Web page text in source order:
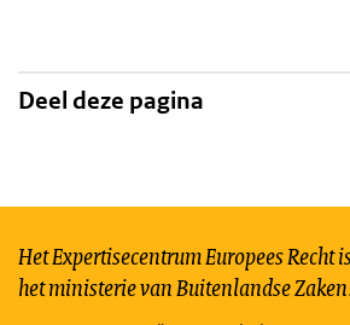
Deel deze pagina
Het Expertisecentrum Europees Recht
het ministerie van Buitenlandse